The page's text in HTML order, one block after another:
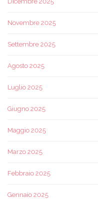
Novembre 2025
Settembre 2025
Agosto 2025
Luglio 2025
Giugno 2025
Maggio 2025
Marzo 2025
Febbraio 2025
Gennaio 2025